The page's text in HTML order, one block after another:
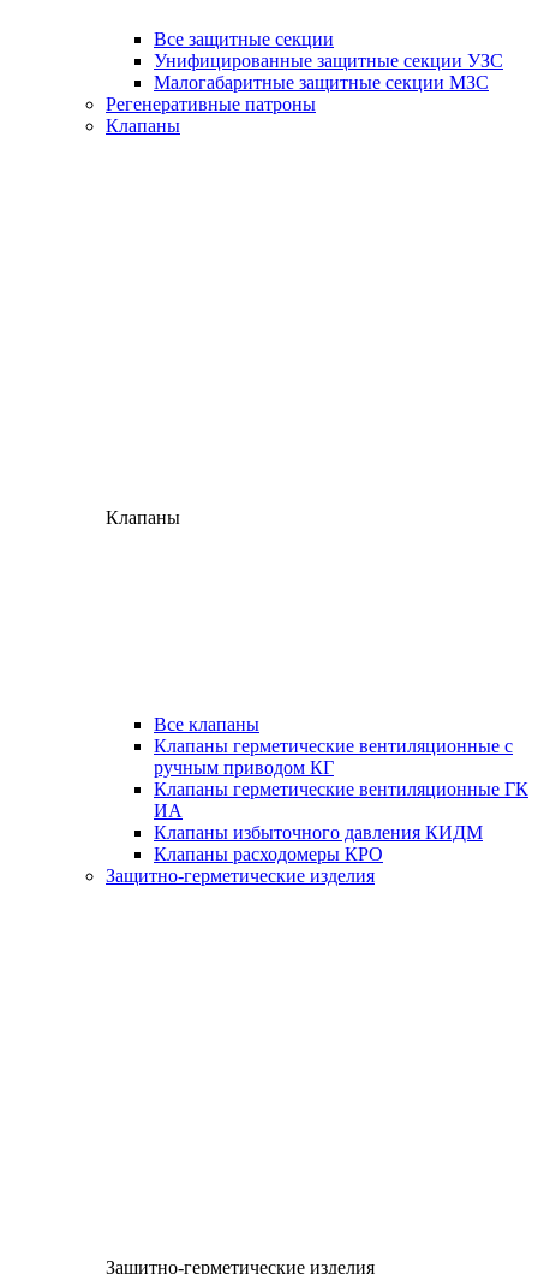
Все защитные секции
Унифицированные защитные секции УЗС
Малогабаритные защитные секции МЗС
Регенеративные патроны
Клапаны
Клапаны
Все клапаны
Клапаны герметические вентиляционные с
ручным приводом КГ
Клапаны герметические вентиляционные ГК
ИА
Клапаны избыточного давления КИДМ
Клапаны расходомеры КРО
Защитно-герметические изделия
Защитно-герметические изделия